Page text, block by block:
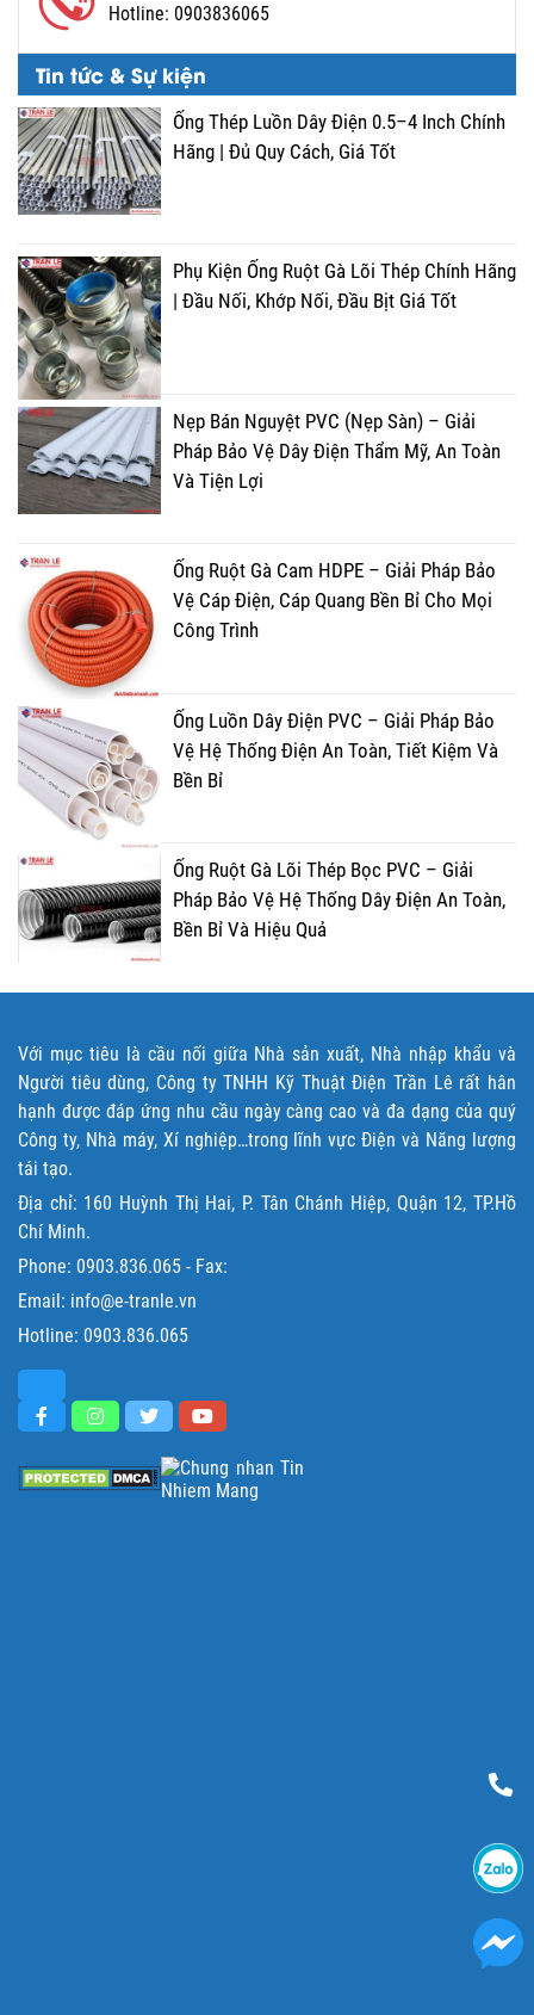
Hotline: 0903836065
Tin tức & Sự kiện
Ống Thép Luồn Dây Điện 0.5–4 Inch Chính
Hãng | Đủ Quy Cách, Giá Tốt
Phụ Kiện Ống Ruột Gà Lõi Thép Chính Hãng
| Đầu Nối, Khớp Nối, Đầu Bịt Giá Tốt
Nẹp Bán Nguyệt PVC (Nẹp Sàn) – Giải
Pháp Bảo Vệ Dây Điện Thẩm Mỹ, An Toàn
Và Tiện Lợi
Ống Ruột Gà Cam HDPE – Giải Pháp Bảo
Vệ Cáp Điện, Cáp Quang Bền Bỉ Cho Mọi
Công Trình
Ống Luồn Dây Điện PVC – Giải Pháp Bảo
Vệ Hệ Thống Điện An Toàn, Tiết Kiệm Và
Bền Bỉ
Ống Ruột Gà Lõi Thép Bọc PVC – Giải
Pháp Bảo Vệ Hệ Thống Dây Điện An Toàn,
Bền Bỉ Và Hiệu Quả
Với mục tiêu là cầu nối giữa Nhà sản xuất, Nhà nhập khẩu và
Người tiêu dùng, Công ty TNHH Kỹ Thuật Điện Trần Lê rất hân
hạnh được đáp ứng nhu cầu ngày càng cao và đa dạng của quý
Công ty, Nhà máy, Xí nghiệp…trong lĩnh vực Điện và Năng lượng
tái tạo.
Địa chỉ: 160 Huỳnh Thị Hai, P. Tân Chánh Hiệp, Quận 12, TP.Hồ
Chí Minh.
Phone: 0903.836.065 - Fax:
Email: info@e-tranle.vn
Hotline: 0903.836.065